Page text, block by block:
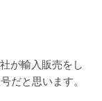
が輸入販売をし
だと思います。